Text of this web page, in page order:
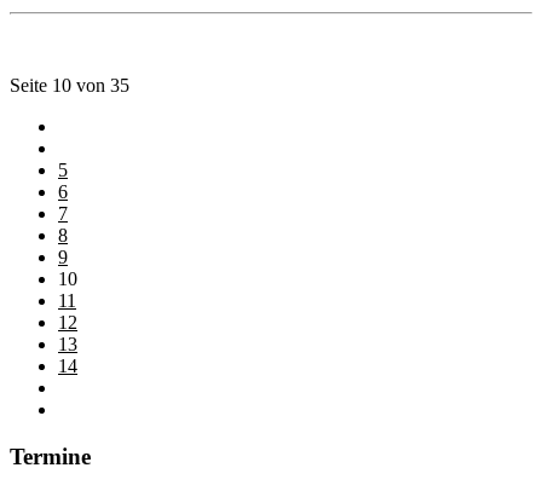
Seite 10 von 35
5
6
7
8
9
10
11
12
13
14
Termine